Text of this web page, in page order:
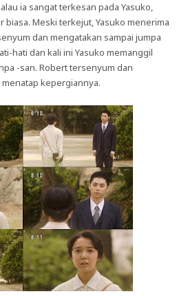
ia sangat terkesan pada Yasuko,
biasa. Meski terkejut, Yasuko menerima
dan mengatakan sampai jumpa
hati dan kali ini Yasuko memanggil
-san. Robert tersenyum dan
kepergiannya.